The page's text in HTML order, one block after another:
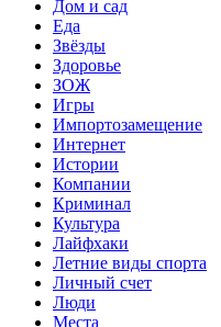
Дом и сад
Еда
Звёзды
Здоровье
ЗОЖ
Игры
Импортозамещение
Интернет
Истории
Компании
Криминал
Культура
Лайфхаки
Летние виды спорта
Личный счет
Люди
Места